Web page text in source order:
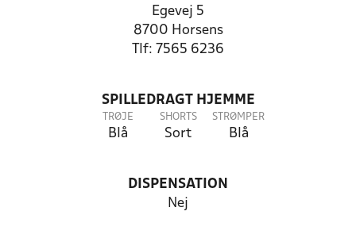
Egevej 5
8700 Horsens
Tlf: 7565 6236
SPILLEDRAGT HJEMME
TRØJE
Blå
SHORTS
Sort
STRØMPER
Blå
DISPENSATION
Nej